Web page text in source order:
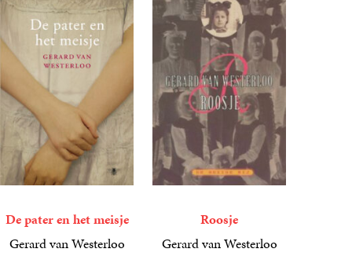
De pater en het meisje
Gerard van Westerloo
Roosje
Gerard van Westerloo